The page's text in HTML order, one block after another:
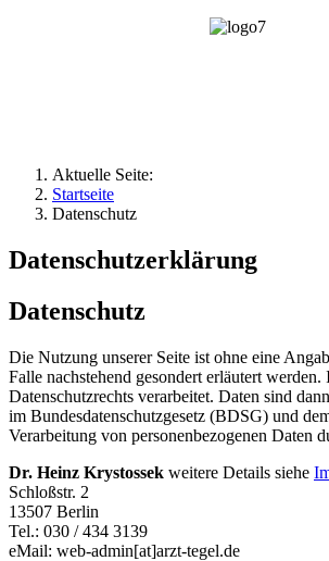
Aktuelle Seite:
Startseite
Datenschutz
Datenschutzerklärung
Datenschutz
Die Nutzung unserer Seite ist ohne eine
Falle nachstehend gesondert erläutert
Datenschutzrechts verarbeitet. Daten sind
im Bundesdatenschutzgesetz (BDSG) und
Verarbeitung von personenbezogenen Daten
Dr. Heinz Krystossek weitere Details siehe
Schloßstr. 2
13507 Berlin
Tel.: 030 / 434 3139
eMail: web-admin[at]arzt-tegel.de